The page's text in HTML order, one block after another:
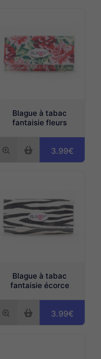
Blague à tabac
fantaisie fleurs
3.99€
Blague à tabac
fantaisie écorce
3.99€